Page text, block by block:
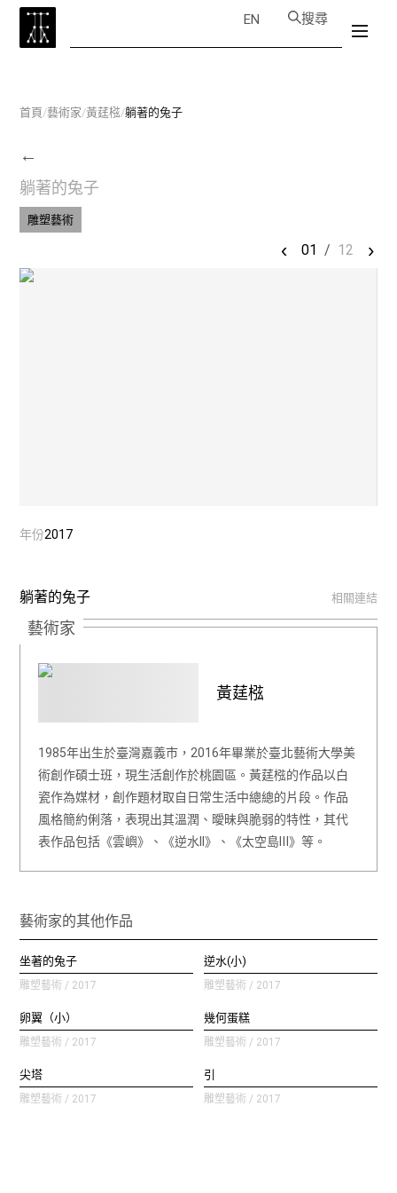
EN 搜尋
首頁/藝術家/黃莛㭹/躺著的兔子
←
躺著的兔子
雕塑藝術
‹ 01 / 12 ›
年份2017
躺著的兔子 相關連結
藝術家
黃莛㭹
1985年出生於臺灣嘉義市，2016年畢業於臺北藝術大學美
術創作碩士班，現生活創作於桃園區。黃莛㭹的作品以白
瓷作為媒材，創作題材取自日常生活中總總的片段。作品
風格簡約俐落，表現出其溫潤、曖昧與脆弱的特性，其代
表作品包括《雲嶼》、《逆水II》、《太空島Ⅲ》等。
藝術家的其他作品
坐著的兔子
雕塑藝術 / 2017
逆水(小)
雕塑藝術 / 2017
卵翼（小）
雕塑藝術 / 2017
幾何蛋糕
雕塑藝術 / 2017
尖塔
雕塑藝術 / 2017
引
雕塑藝術 / 2017